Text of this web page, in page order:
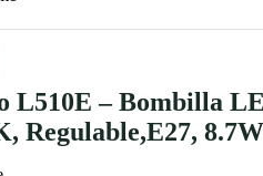
L510E – Bombilla
Regulable,E27,